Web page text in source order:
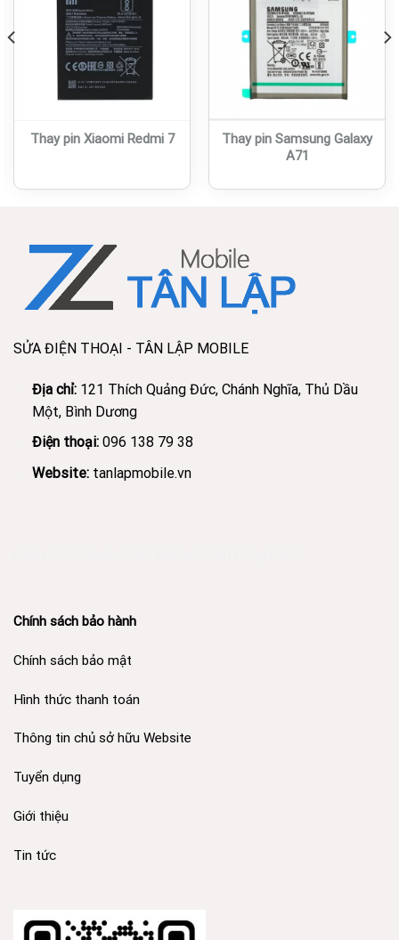
Thay pin Xiaomi Redmi 7
Thay pin Samsung Galaxy
A71
SỬA ĐIỆN THOẠI - TÂN LẬP MOBILE
Địa chỉ: 121 Thích Quảng Đức, Chánh Nghĩa, Thủ Dầu
Một, Bình Dương
Điện thoại: 096 138 79 38
Website: tanlapmobile.vn
Chính sách bảo hành
Chính sách bảo mật
Hình thức thanh toán
Thông tin chủ sở hữu Website
Tuyển dụng
Giới thiệu
Tin tức